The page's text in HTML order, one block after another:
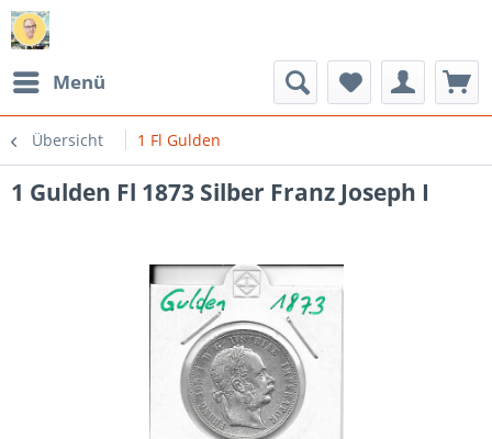
Menü
Übersicht 1 Fl Gulden
1 Gulden Fl 1873 Silber Franz Joseph I